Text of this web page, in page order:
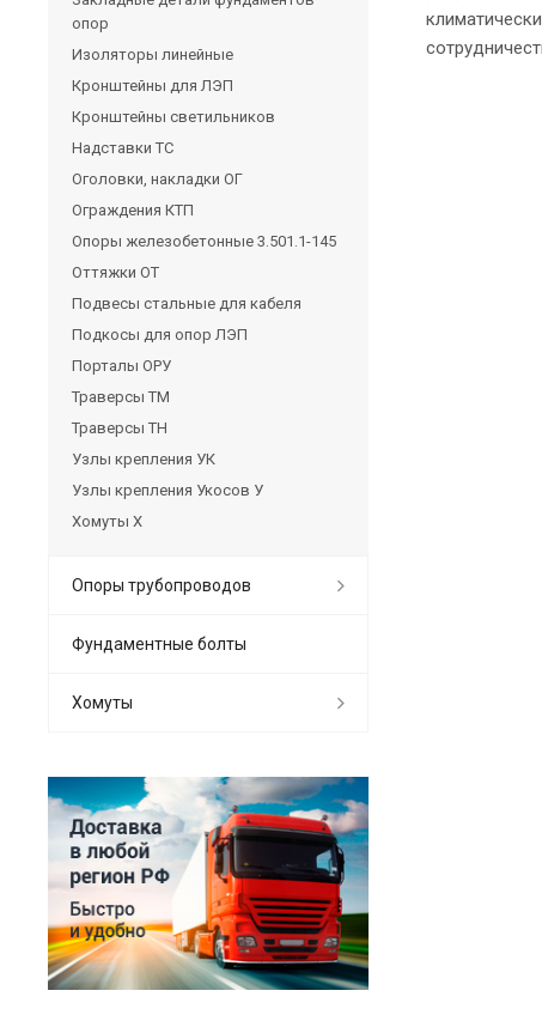
опор
Изоляторы линейные
Кронштейны для ЛЭП
Кронштейны светильников
Надставки ТС
Оголовки, накладки ОГ
Ограждения КТП
Опоры железобетонные 3.501.1-145
Оттяжки ОТ
Подвесы стальные для кабеля
Подкосы для опор ЛЭП
Порталы ОРУ
Траверсы ТМ
Траверсы ТН
Узлы крепления УК
Узлы крепления Укосов У
Хомуты Х
Опоры трубопроводов
Фундаментные болты
Хомуты